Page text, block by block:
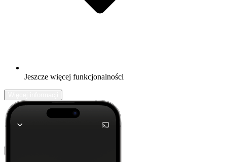
Jeszcze więcej funkcjonalności